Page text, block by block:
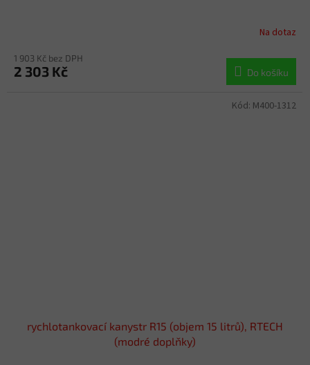
Na dotaz
1 903 Kč bez DPH
2 303 Kč Do košíku
rychlotankovací kanystr R15 (objem 15 litrů), RTECH
(modré doplňky)
Kód: M400-1312